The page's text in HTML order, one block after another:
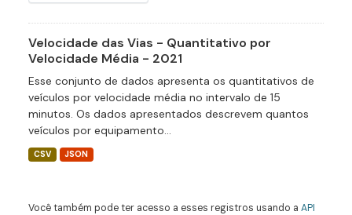
Velocidade das Vias - Quantitativo por
Velocidade Média - 2021
Esse conjunto de dados apresenta os quantitativos de
veículos por velocidade média no intervalo de 15
minutos. Os dados apresentados descrevem quantos
veículos por equipamento...
CSV JSON
Você também pode ter acesso a esses registros usando a API